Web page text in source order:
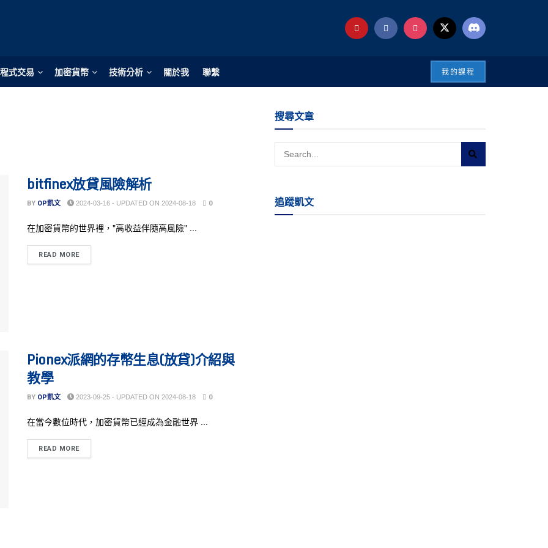
程式交易 加密貨幣 技術分析 關於我 聯繫 我的課程
bitfinex放貸風險解析
BY OP凱文 2024-03-16 - UPDATED ON 2024-08-18 0
在加密貨幣的世界裡，"高收益伴隨高風險" ...
READ MORE
Pionex派網的存幣生息(放貸)介紹與
教學
BY OP凱文 2023-09-25 - UPDATED ON 2024-08-18 0
在當今數位時代，加密貨幣已經成為金融世界 ...
READ MORE
搜尋文章
追蹤凱文